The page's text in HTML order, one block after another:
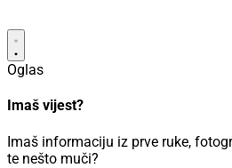
Oglas
Imaš vijest?
Imaš informaciju iz prve ruke,
te nešto muči?